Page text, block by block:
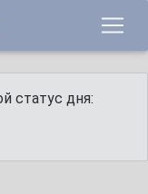
статус дня: